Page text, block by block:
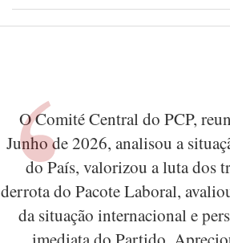
O Comité Central do PCP,
Junho de 2026, analisou a
do País, valorizou a luta dos
derrota do Pacote Laboral,
da situação internacional e